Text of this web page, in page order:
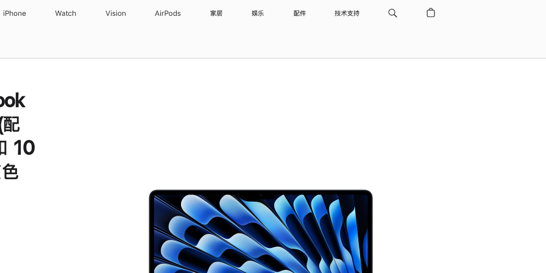
iPhone Watch Vision AirPods 家居 娱乐 配件 技术支持
10